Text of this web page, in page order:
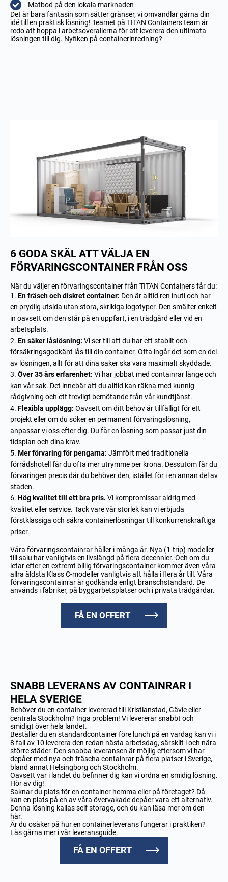
Matbod på den lokala marknaden
Det är bara fantasin som sätter gränser, vi omvandlar gärna din
idé till en praktisk lösning! Teamet på TITAN Containers team är
redo att hoppa i arbetsoverallerna för att leverera den ultimata
lösningen till dig. Nyfiken på containerinredning?
6 GODA SKÄL ATT VÄLJA EN
FÖRVARINGSCONTAINER FRÅN OSS
När du väljer en förvaringscontainer från TITAN Containers får du:
En fräsch och diskret container: Den är alltid ren inuti och har
en prydlig utsida utan stora, skrikiga logotyper. Den smälter enkelt
in oavsett om den står på en uppfart, i en trädgård eller vid en
arbetsplats.
En säker låslösning: Vi ser till att du har ett stabilt och
försäkringsgodkänt lås till din container. Ofta ingår det som en del
av lösningen, allt för att dina saker ska vara maximalt skyddade.
Över 35 års erfarenhet: Vi har jobbat med containrar länge och
kan vår sak. Det innebär att du alltid kan räkna med kunnig
rådgivning och ett trevligt bemötande från vår kundtjänst.
Flexibla upplägg: Oavsett om ditt behov är tillfälligt för ett
projekt eller om du söker en permanent förvaringslösning,
anpassar vi oss efter dig. Du får en lösning som passar just din
tidsplan och dina krav.
Mer förvaring för pengarna: Jämfört med traditionella
förrådshotell får du ofta mer utrymme per krona. Dessutom får du
förvaringen precis där du behöver den, istället för i en annan del av
staden.
Hög kvalitet till ett bra pris. Vi kompromissar aldrig med
kvalitet eller service. Tack vare vår storlek kan vi erbjuda
förstklassiga och säkra containerlösningar till konkurrenskraftiga
priser.
Våra förvaringscontainrar håller i många år. Nya (1-trip) modeller
till salu har vanligtvis en livslängd på flera decennier. Och om du
letar efter en extremt billig förvaringscontainer kommer även våra
allra äldsta Klass C-modeller vanligtvis att hålla i flera år till. Våra
förvaringscontainrar är godkända enligt branschstandard. De
används i fabriker, på byggarbetsplatser och i privata trädgårdar.
FÅ EN OFFERT
SNABB LEVERANS AV CONTAINRAR I
HELA SVERIGE
Behöver du en container levererad till Kristianstad, Gävle eller
centrala Stockholm? Inga problem! Vi levererar snabbt och
smidigt över hela landet.
Beställer du en standardcontainer före lunch på en vardag kan vi i
8 fall av 10 leverera den redan nästa arbetsdag, särskilt i och nära
större städer. Den snabba leveransen är möjlig eftersom vi har
depåer med nya och fräscha containrar på flera platser i Sverige,
bland annat Helsingborg och Stockholm.
Oavsett var i landet du befinner dig kan vi ordna en smidig lösning.
Hör av dig!
Saknar du plats för en container hemma eller på företaget? Då
kan en plats på en av våra övervakade depåer vara ett alternativ.
Denna lösning kallas self storage, och du kan läsa mer om den
här.
Är du osäker på hur en containerleverans fungerar i praktiken?
Läs gärna mer i vår leveransguide.
FÅ EN OFFERT